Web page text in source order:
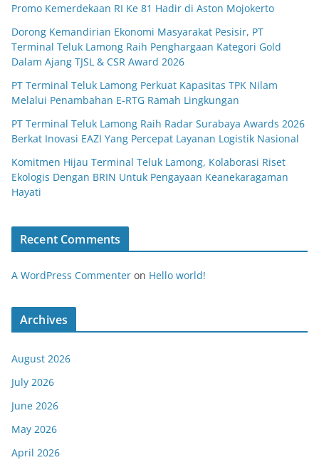
Promo Kemerdekaan RI Ke 81 Hadir di Aston Mojokerto
Dorong Kemandirian Ekonomi Masyarakat Pesisir, PT
Terminal Teluk Lamong Raih Penghargaan Kategori Gold
Dalam Ajang TJSL & CSR Award 2026
PT Terminal Teluk Lamong Perkuat Kapasitas TPK Nilam
Melalui Penambahan E-RTG Ramah Lingkungan
PT Terminal Teluk Lamong Raih Radar Surabaya Awards 2026
Berkat Inovasi EAZI Yang Percepat Layanan Logistik Nasional
Komitmen Hijau Terminal Teluk Lamong, Kolaborasi Riset
Ekologis Dengan BRIN Untuk Pengayaan Keanekaragaman
Hayati
Recent Comments
A WordPress Commenter on Hello world!
Archives
August 2026
July 2026
June 2026
May 2026
April 2026